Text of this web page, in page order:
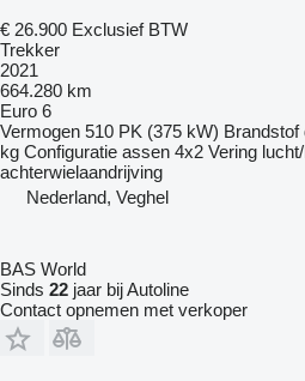
€ 26.900 Exclusief BTW
Trekker
2021
664.280 km
Euro 6
Vermogen 510 PK (375 kW) Brandstof
kg Configuratie assen 4x2 Vering
achterwielaandrijving
Nederland, Veghel
BAS World
Sinds 22 jaar bij Autoline
Contact opnemen met verkoper